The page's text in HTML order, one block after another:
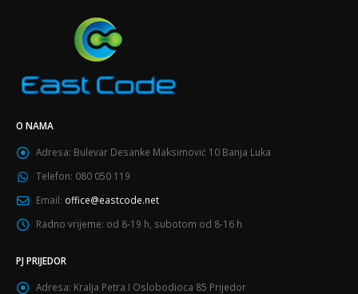
O NAMA
Adresa: Bulevar Desanke Maksimović 10 Banja Luka
Telefon: 080 050 119
Email: office@eastcode.net
Radno vrijeme: od 8-19 h, subotom od 8-16 h
PJ PRIJEDOR
Adresa: Kralja Petra I Oslobodioca 85 Prijedor